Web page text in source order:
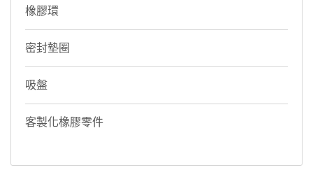
橡膠環
密封墊圈
吸盤
客製化橡膠零件